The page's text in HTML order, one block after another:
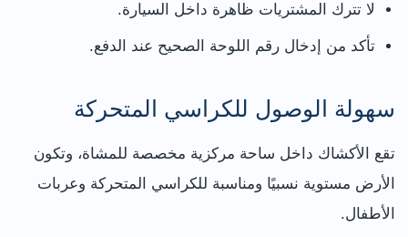
لا تترك المشتريات ظاهرة داخل السيارة.
تأكد من إدخال رقم اللوحة الصحيح عند الدفع.
سهولة الوصول للكراسي المتحركة
تقع الأكشاك داخل ساحة مركزية مخصصة للمشاة، وتكون
الأرض مستوية نسبيًا ومناسبة للكراسي المتحركة وعربات
الأطفال.